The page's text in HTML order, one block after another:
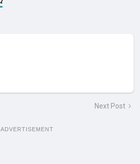
Next Post
ADVERTISEMENT